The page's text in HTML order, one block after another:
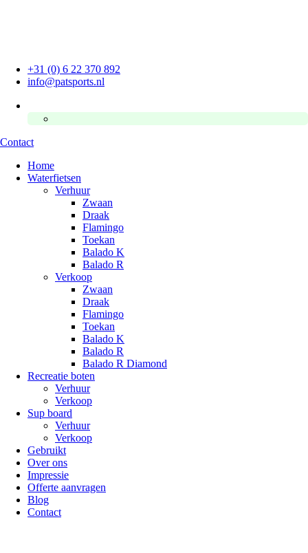
+31 (0) 6 22 370 892
info@patsports.nl
Contact
Home
Waterfietsen
Verhuur
Zwaan
Draak
Flamingo
Toekan
Balado K
Balado R
Verkoop
Zwaan
Draak
Flamingo
Toekan
Balado K
Balado R
Balado R Diamond
Recreatie boten
Verhuur
Verkoop
Sup board
Verhuur
Verkoop
Gebruikt
Over ons
Impressie
Offerte aanvragen
Blog
Contact